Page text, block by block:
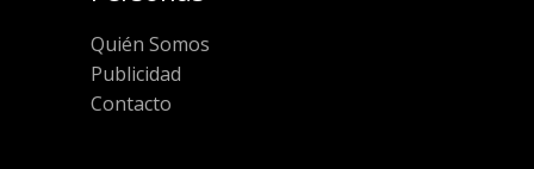
Quién Somos
Publicidad
Contacto